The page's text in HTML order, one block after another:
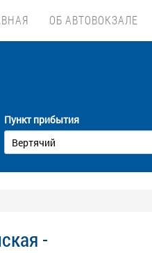
ОБ АВТОВОКЗАЛЕ
Пункт прибытия
-